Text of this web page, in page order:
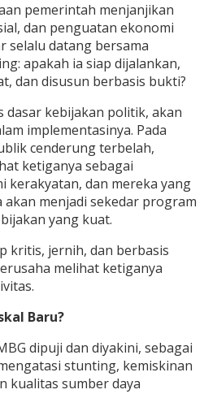
pemerintah menjanjikan
dan penguatan ekonomi
selalu datang bersama
apakah ia siap dijalankan,
dan disusun berbasis bukti?
dasar kebijakan politik, akan
implementasinya. Pada
cenderung terbelah,
ketiganya sebagai
kerakyatan, dan mereka yang
menjadi sekedar program
yang kuat.
kritis, jernih, dan berbasis
melihat ketiganya
Baru?
dipuji dan diyakini, sebagai
stunting, kemiskinan
kualitas sumber daya